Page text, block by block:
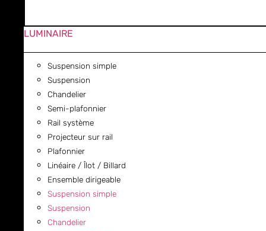
LUMINAIRE
Suspension simple
Suspension
Chandelier
Semi-plafonnier
Rail système
Projecteur sur rail
Plafonnier
Linéaire / Îlot / Billard
Ensemble dirigeable
Suspension simple
Suspension
Chandelier